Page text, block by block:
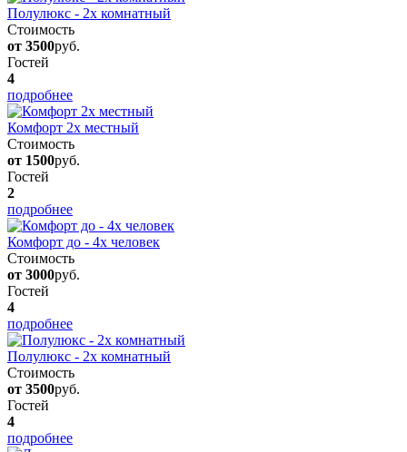
Полулюкс - 2х комнатный
Стоимость
от 3500руб.
Гостей
4
подробнее
Комфорт 2х местный
Стоимость
от 1500руб.
Гостей
2
подробнее
Комфорт до - 4х человек
Стоимость
от 3000руб.
Гостей
4
подробнее
Полулюкс - 2х комнатный
Стоимость
от 3500руб.
Гостей
4
подробнее